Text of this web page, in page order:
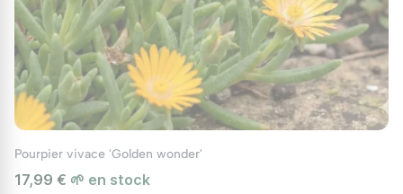
rocailles et les jardins à gravier, créant des
contrastes graphiques avec d'autres succulentes. Sa
croissance rapide permet de stabiliser les sols sur les
pentes et de limiter l’érosion. En bordure de massif,
il assure une transition colorée entre les plantes et
agrémenter balcons et terrasses, ajoutant une
touche vivante et colorée. Idéal associé au
Pourpier vivace 'Golden wonder'
17,99 € 🌱 en stock